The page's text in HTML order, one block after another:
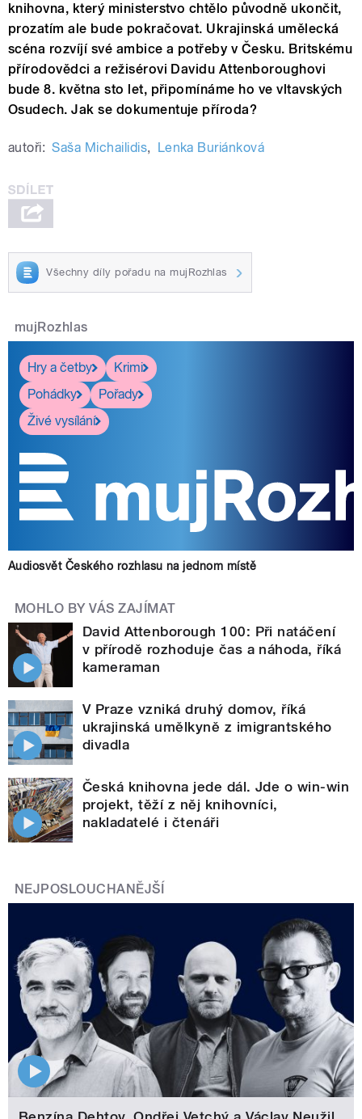
knihovna, který ministerstvo chtělo původně ukončit,
prozatím ale bude pokračovat. Ukrajinská umělecká
scéna rozvíjí své ambice a potřeby v Česku. Britskému
přírodovědci a režisérovi Davidu Attenboroughovi
bude 8. května sto let, připomínáme ho ve vltavských
Osudech. Jak se dokumentuje příroda?
autoři: Saša Michailidis, Lenka Buriánková
Všechny díly pořadu na mujRozhlas
mujRozhlas
Hry a četby
Krimi
Pohádky
Pořady
Živé vysílání
Audiosvět Českého rozhlasu na jednom místě
MOHLO BY VÁS ZAJÍMAT
David Attenborough 100: Při natáčení
v přírodě rozhoduje čas a náhoda, říká
kameraman
V Praze vzniká druhý domov, říká
ukrajinská umělkyně z imigrantského
divadla
Česká knihovna jede dál. Jde o win-win
projekt, těží z něj knihovníci,
nakladatelé i čtenáři
NEJPOSLOUCHANĚJŠÍ